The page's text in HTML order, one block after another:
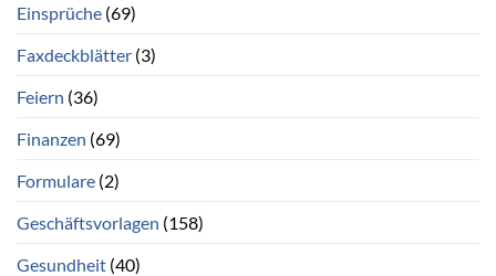
Einsprüche (69)
Faxdeckblätter (3)
Feiern (36)
Finanzen (69)
Formulare (2)
Geschäftsvorlagen (158)
Gesundheit (40)